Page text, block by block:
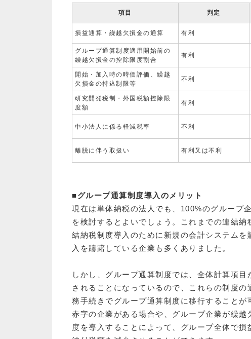
項目 判定
損益通算・繰越欠損金の通算 有利
グループ通算制度適用開始前の
繰越欠損金の控除限度割合
有利
開始・加入時の時価評価、繰越
欠損金の持込制限等
不利
研究開発税制・外国税額控除限
度額
有利
中小法人に係る軽減税率 不利
離脱に伴う取扱い 有利又は不利
■グループ通算制度導入のメリット
現在は単体納税の法人でも、100%のグループ
を検討するとよいでしょう。これまでの連結
結納税制度導入のために新規の会計システム
入を躊躇している企業も多くありました。
しかし、グループ通算制度では、全体計算項
されることになっているので、これらの制度
務手続きでグループ通算制度に移行すること
赤字の企業がある場合や、グループ企業が繰
度を導入することによって、グループ全体で